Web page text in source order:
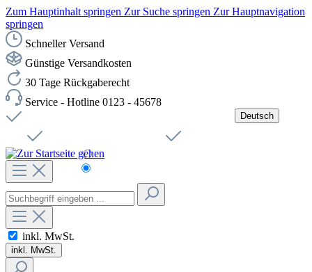
Zum Hauptinhalt springen Zur Suche springen Zur Hauptnavigation
springen
Schneller Versand
Günstige Versandkosten
30 Tage Rückgaberecht
Service - Hotline 0123 - 45678
Deutsch
Čeština
inkl. MwSt.
inkl. MwSt.